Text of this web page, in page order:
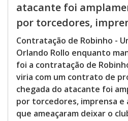
atacante foi
por torcedores,
Contratação de Robinho -
Orlando Rollo enquanto
foi a contratação de
viria com um contrato de
chegada do atacante foi
por torcedores, imprensa
que ameaçaram deixar o